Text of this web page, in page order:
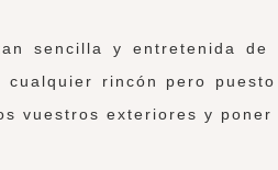
sencilla y entretenida
rincón pero
vuestros exteriores y poner